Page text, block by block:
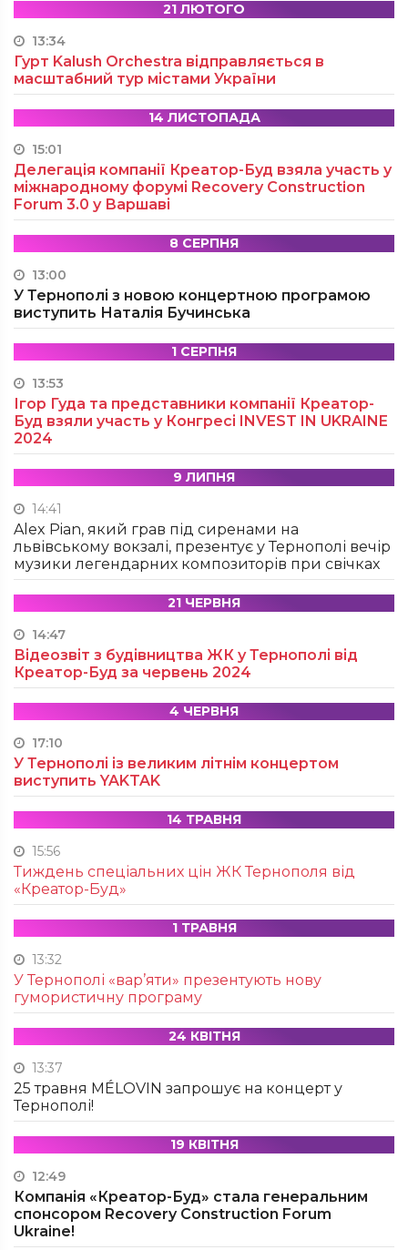
21 ЛЮТОГО
13:34
Гурт Kalush Orchestra відправляється в
масштабний тур містами України
14 ЛИСТОПАДА
15:01
Делегація компанії Креатор-Буд взяла участь у
міжнародному форумі Recovery Construction
Forum 3.0 у Варшаві
8 СЕРПНЯ
13:00
У Тернополі з новою концертною програмою
виступить Наталія Бучинська
1 СЕРПНЯ
13:53
Ігор Гуда та представники компанії Креатор-
Буд взяли участь у Конгресі INVEST IN UKRAINE
2024
9 ЛИПНЯ
14:41
Alex Pian, який грав під сиренами на
львівському вокзалі, презентує у Тернополі вечір
музики легендарних композиторів при свічках
21 ЧЕРВНЯ
14:47
Відеозвіт з будівництва ЖК у Тернополі від
Креатор-Буд за червень 2024
4 ЧЕРВНЯ
17:10
У Тернополі із великим літнім концертом
виступить YAKTAK
14 ТРАВНЯ
15:56
Тиждень спеціальних цін ЖК Тернополя від
«Креатор-Буд»
1 ТРАВНЯ
13:32
У Тернополі «вар’яти» презентують нову
гумористичну програму
24 КВІТНЯ
13:37
25 травня MÉLOVIN запрошує на концерт у
Тернополі!
19 КВІТНЯ
12:49
Компанія «Креатор-Буд» стала генеральним
спонсором Recovery Construction Forum
Ukraine!